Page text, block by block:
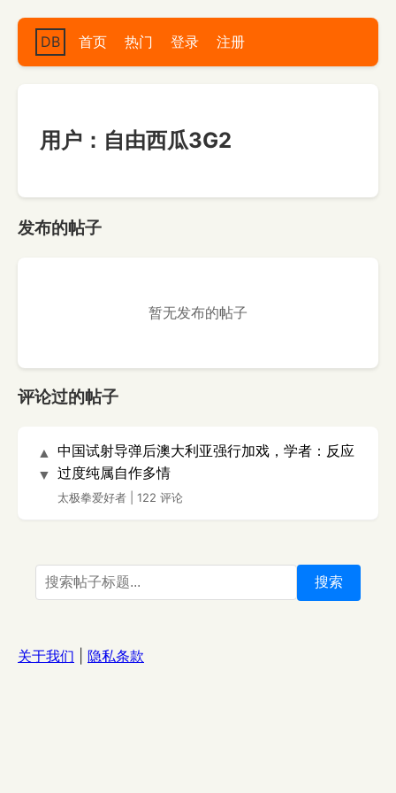
DB 首页 热门 登录 注册
用户：自由西瓜3G2
发布的帖子
暂无发布的帖子
评论过的帖子
▲
▼
中国试射导弹后澳大利亚强行加戏，学者：反应
过度纯属自作多情
太极拳爱好者 122 评论
搜索
关于我们 隐私条款